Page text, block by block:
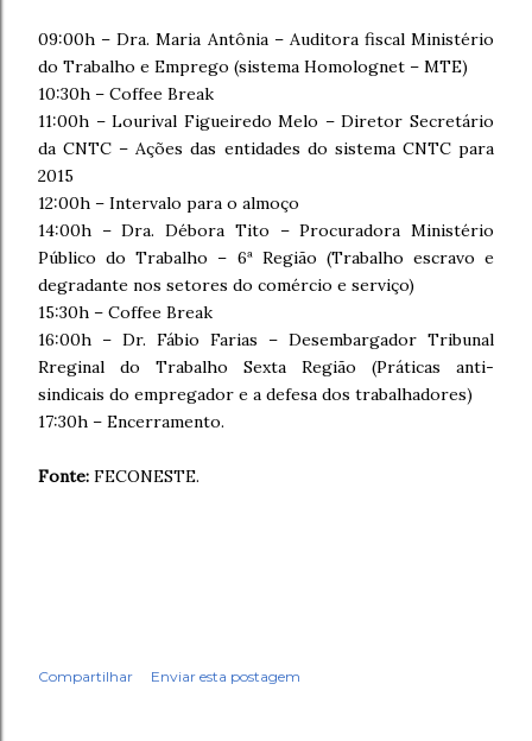
09:00h – Dra. Maria Antônia – Auditora fiscal Ministério
do Trabalho e Emprego (sistema Homolognet – MTE)
10:30h – Coffee Break
11:00h – Lourival Figueiredo Melo – Diretor Secretário
da CNTC – Ações das entidades do sistema CNTC para
2015
12:00h – Intervalo para o almoço
14:00h – Dra. Débora Tito – Procuradora Ministério
Público do Trabalho – 6ª Região (Trabalho escravo e
degradante nos setores do comércio e serviço)
15:30h – Coffee Break
16:00h – Dr. Fábio Farias – Desembargador Tribunal
Rreginal do Trabalho Sexta Região (Práticas anti-
sindicais do empregador e a defesa dos trabalhadores)
17:30h – Encerramento.
Fonte: FECONESTE.
Compartilhar Enviar esta postagem